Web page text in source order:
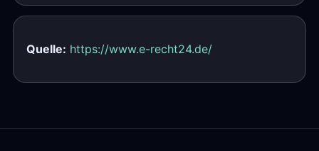
Quelle: https://www.e-recht24.de/